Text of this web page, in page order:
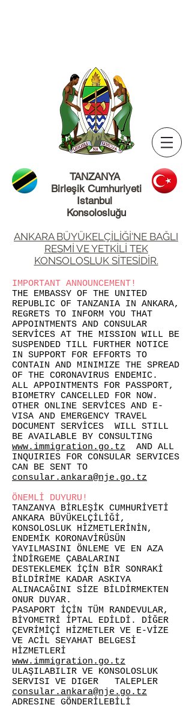
TANZANYA
Birleşik Cumhuriyeti
Istanbul
Konsolosluğu
ANKARA BÜYÜKELÇİLİĞİ'NE BAĞLI
RESMİ VE YETKİLİ TEK
KONSOLOSLUK SİTESİDİR.
IMPORTANT ANNOUNCEMENT!
THE EMBASSY OF THE UNITED
REPUBLIC OF TANZANIA IN ANKARA,
REGRETS TO INFORM YOU THAT
APPOINTMENTS AND CONSULAR
SERVİCES AT THE MISSION WILL BE
SUSPENDED TILL FURTHER NOTICE
IN SUPPORT FOR EFFORTS TO
CONTAIN AND MINIMIZE THE SPREAD
OF THE CORONAVIRUS ENDEMIC.
ALL APPOINTMENTS FOR PASSPORT,
BIOMETRY CANCELLED FOR NOW.
OTHER ONLINE SERVİCES AND E-
VISA AND EMERGENCY TRAVEL
DOCUMENT SERVİCES WILL STILL
BE AVAILABLE BY CONSULTING
www.immigration.go.tz AND ALL
INQUIRIES FOR CONSULAR SERVICES
CAN BE SENT TO
consular.ankara@nje.go.tz
ÖNEMLİ DUYURU!
TANZANYA BİRLEŞİK CUMHURİYETİ
ANKARA BÜYÜKELÇİLİĞİ,
KONSOLOSLUK HİZMETLERİNİN,
ENDEMİK KORONAVİRÜSÜN
YAYILMASINI ÖNLEME VE EN AZA
İNDİRGEME ÇABALARINI
DESTEKLEMEK İÇİN BİR SONRAKİ
BİLDİRİME KADAR ASKIYA
ALINACAĞINI SİZE BİLDİRMEKTEN
ONUR DUYAR.
PASAPORT İÇİN TÜM RANDEVULAR,
BİYOMETRİ İPTAL EDİLDİ. DİĞER
ÇEVRİMİÇİ HİZMETLER VE E-VİZE
VE ACİL SEYAHAT BELGESİ
HİZMETLERİ
www.immigration.go.tz
ULAŞILABILIR VE KONSOLOSLUK
SERVISI VE DIGER TALEPLER
consular.ankara@nje.go.tz
ADRESINE GÖNDERİLEBİLİ